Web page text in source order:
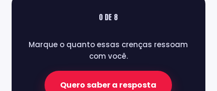
0 DE 8
Marque o quanto essas crenças ressoam
com você.
Quero saber a resposta